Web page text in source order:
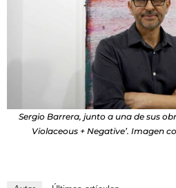
Sergio Barrera, junto a una de sus
Violaceous + Negative’. Imagen